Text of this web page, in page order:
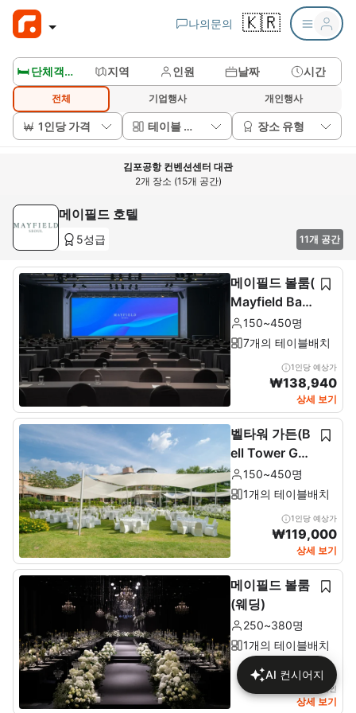
나의문의 🇰🇷
🛏️ 단체객실보기 지역 인원 날짜 시간
전체 기업행사 개인행사
1인당 가격 테이블 배치 장소 유형
김포공항 컨벤션센터 대관
2개 장소 (15개 공간)
메이필드 호텔
5성급 11개 공간
메이필드 볼룸(
Mayfield Ballr
oom)
150~450명
7개의 테이블배치
1인당 예상가
₩138,940
상세 보기
벨타워 가든(B
ell Tower Gar
den)
150~450명
1개의 테이블배치
1인당 예상가
₩119,000
상세 보기
메이필드 볼룸
(웨딩)
250~380명
1개의 테이블배치
상세에서 가격 확인
상세 보기
AI 컨시어지